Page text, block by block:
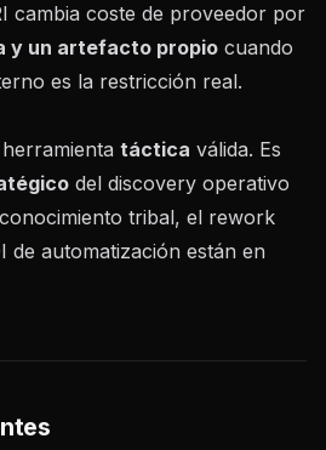
cambia coste de proveedor por
y un artefacto propio cuando
es la restricción real.
táctica válida. Es
del discovery operativo
tribal, el rework
de automatización están en